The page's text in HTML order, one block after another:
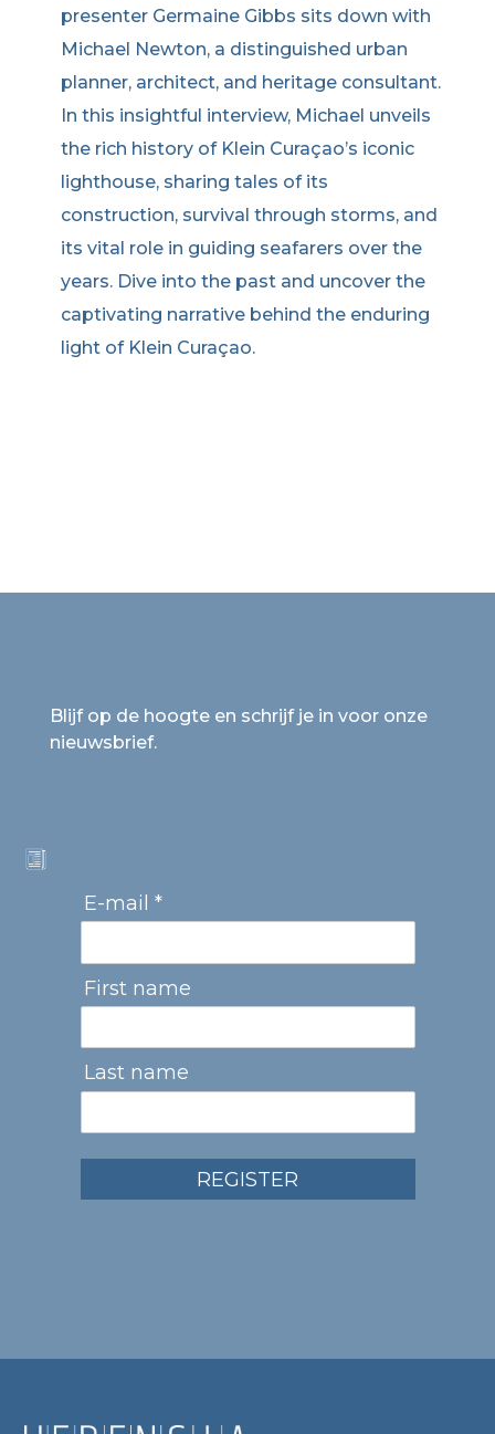
presenter Germaine Gibbs sits down with
Michael Newton, a distinguished urban
planner, architect, and heritage consultant.
In this insightful interview, Michael unveils
the rich history of Klein Curaçao’s iconic
lighthouse, sharing tales of its
construction, survival through storms, and
its vital role in guiding seafarers over the
years. Dive into the past and uncover the
captivating narrative behind the enduring
light of Klein Curaçao.
Blijf op de hoogte en schrijf je in voor onze
nieuwsbrief.
E-mail *
First name
Last name
REGISTER